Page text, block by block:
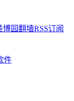
件